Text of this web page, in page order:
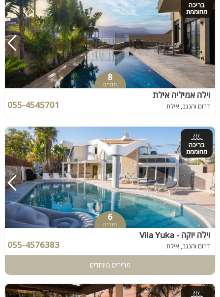
בריכה
מחוממת
8
חדרים
וילה אמיליה אילת
דרום והנגב, אילת 055-4545701
בריכה
מחוממת
6
חדרים
וילה יוקה - Vila Yuka
דרום והנגב, אילת 055-4576383
מחירים מיוחדים